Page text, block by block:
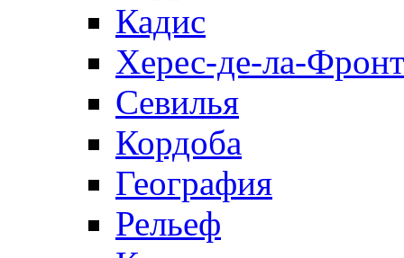
Кадис
Херес-де-ла-
Севилья
Кордоба
География
Рельеф